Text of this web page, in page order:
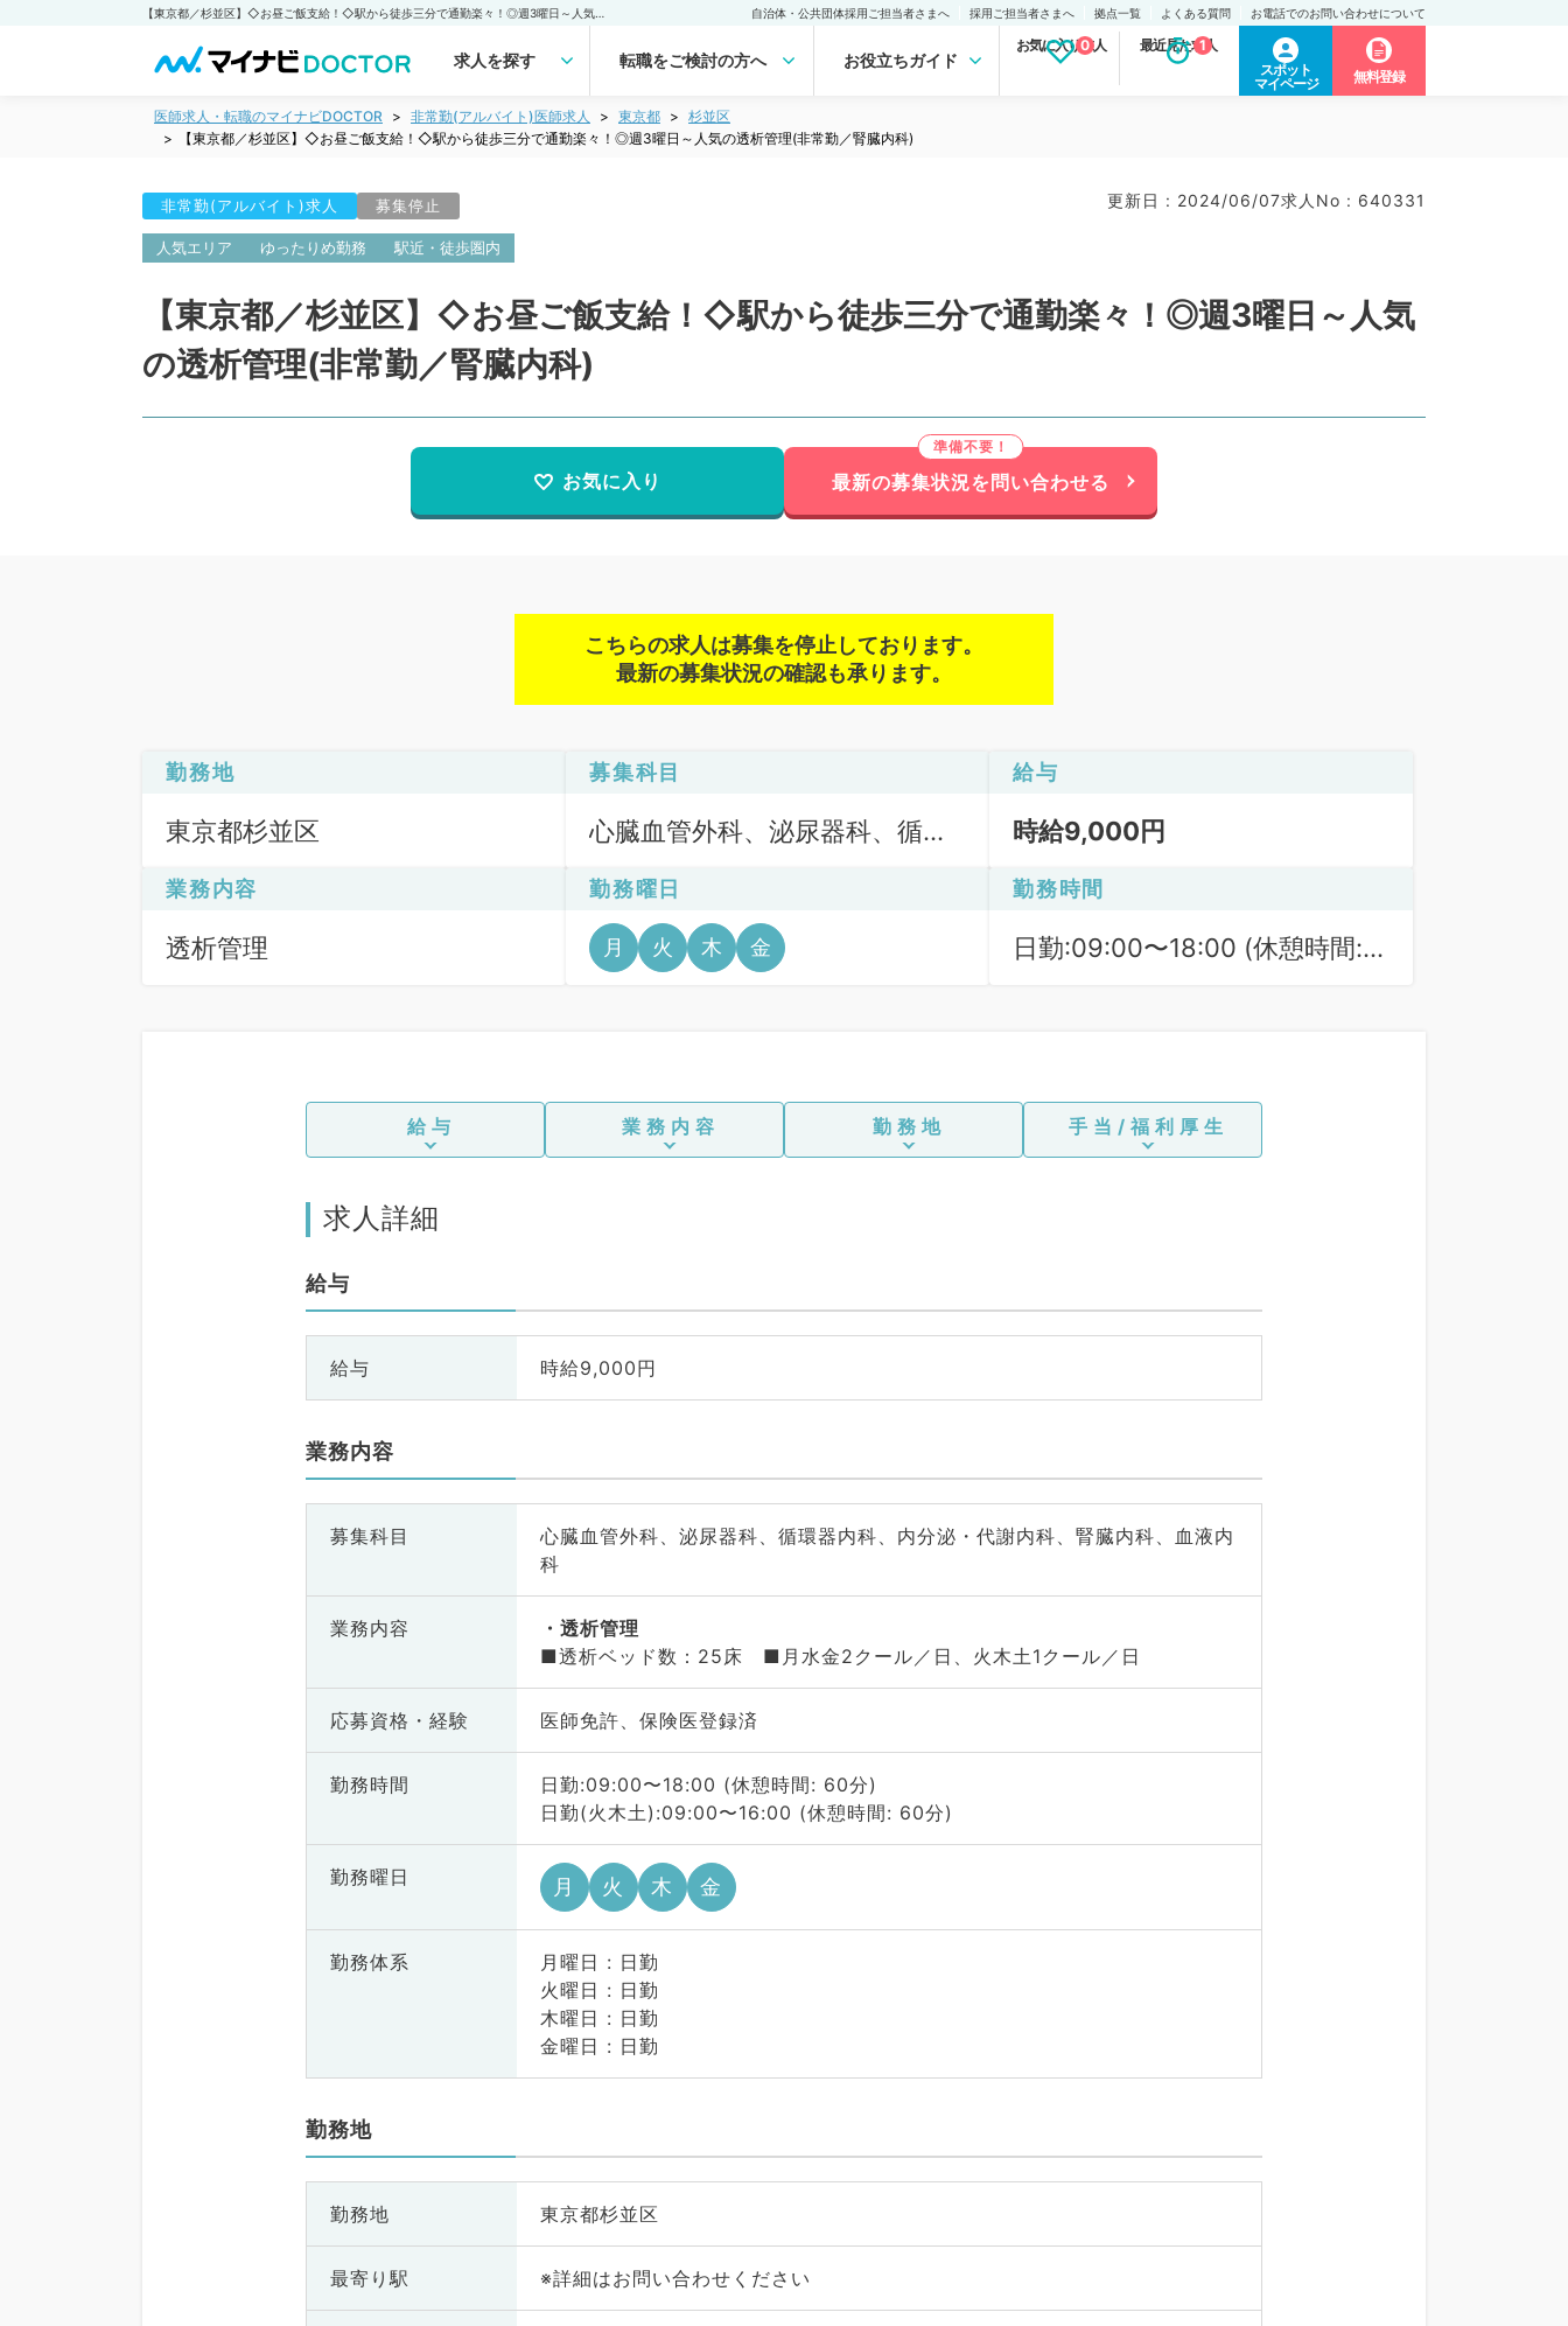
自治体・公共団体採用ご担当者さまへ 採用ご担当者さまへ 拠点一覧 よくある質問 お電話でのお問い合わせについて
求人を探す 転職をご検討の方へ お役立ちガイド
お気に入り求人
0 最近見た求人
1
スポット
マイページ
無料登録
医師求人・転職のマイナビDOCTOR 非常勤(アルバイト)医師求人 東京都
杉並区
【東京都／杉並区】◇お昼ご飯支給！◇駅から徒歩三分で通勤楽々！◎週3曜日～人気の透析管理(非常勤／腎臓内科)
非常勤(アルバイト)求人 募集停止 更新日 : 2024/06/07求人No : 640331
人気エリア ゆったりめ勤務 駅近・徒歩圏内
【東京都／杉並区】◇お昼ご飯支給！◇駅から徒歩三分で通勤楽々！◎週3曜日～人気
の透析管理(非常勤／腎臓内科)
お気に入り 最新の募集状況を問い合わせる
こちらの求人は募集を停止しております。
最新の募集状況の確認も承ります。
勤務地
東京都杉並区
募集科目
心臓血管外科、泌尿器科、循環
臓内科、血液内科
給与
時給9,000円
業務内容
透析管理
勤務曜日
月 火 木 金
勤務時間
日勤:09:00〜18:00 (休憩時間:
給与 業務内容 勤務地 手当/福利厚生
求人詳細
給与
給与 時給9,000円
業務内容
募集科目
心臓血管外科、泌尿器科、循環器内科、内分泌・代謝内科、腎臓内科、血液内
科
業務内容
透析管理
■透析ベッド数：25床 ■月水金2クール／日、火木土1クール／日
応募資格・ 経験 医師免許、保険医登録済
勤務時間
日勤:09:00〜18:00 (休憩時間: 60分)
日勤(火木土):09:00〜16:00 (休憩時間: 60分)
勤務曜日 月 火 木 金
勤務体系
月曜日 : 日勤
火曜日 : 日勤
木曜日 : 日勤
金曜日 : 日勤
勤務地
勤務地 東京都杉並区
最寄り駅 ※詳細はお問い合わせください